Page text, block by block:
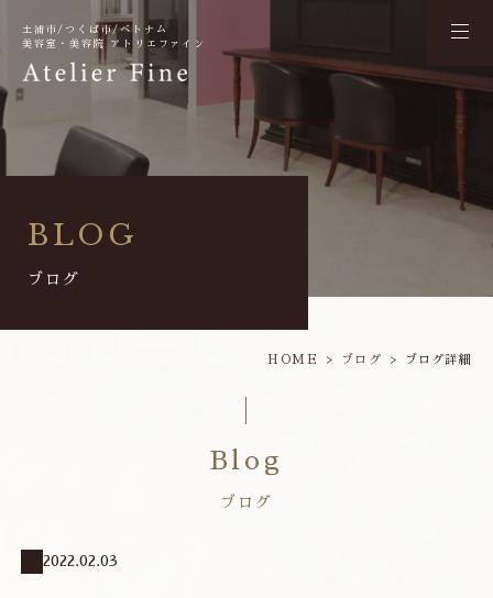
土浦市/つくば市/ベトナム
美容室・美容院 アトリエファイン
BLOG
ブログ
HOME ブログ ブログ詳細
Blog
ブログ
2022.02.03